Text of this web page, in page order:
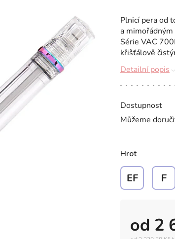
Dostupnost
Můžeme
od 2
Hrot
EF F
Plnicí pera od
a
Série VAC
křišťálově
Detailní popis